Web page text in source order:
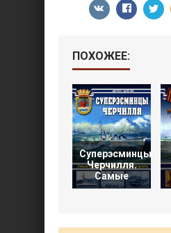
ПОХОЖЕЕ:
Суперэсминцы
Черчилля.
Самые